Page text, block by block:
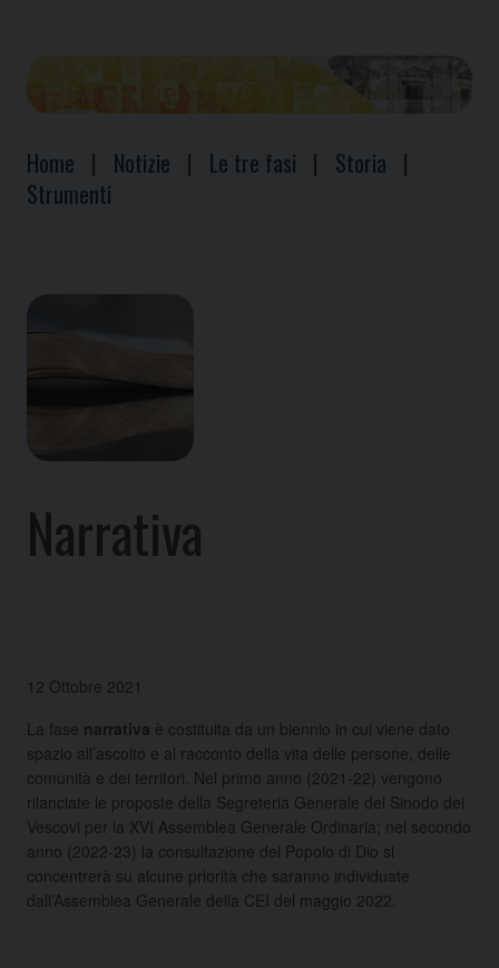
Home | Notizie | Le tre fasi | Storia |
Strumenti
Narrativa
12 Ottobre 2021
La fase narrativa è costituita da un biennio in cui viene dato
spazio all’ascolto e al racconto della vita delle persone, delle
comunità e dei territori. Nel primo anno (2021-22) vengono
rilanciate le proposte della Segreteria Generale del Sinodo dei
Vescovi per la XVI Assemblea Generale Ordinaria; nel secondo
anno (2022-23) la consultazione del Popolo di Dio si
concentrerà su alcune priorità che saranno individuate
dall’Assemblea Generale della CEI del maggio 2022.